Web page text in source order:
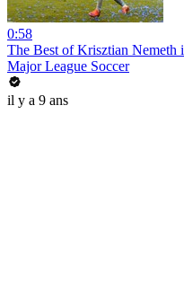
0:58
The Best of Krisztian Nemeth
Major League Soccer
il y a 9 ans